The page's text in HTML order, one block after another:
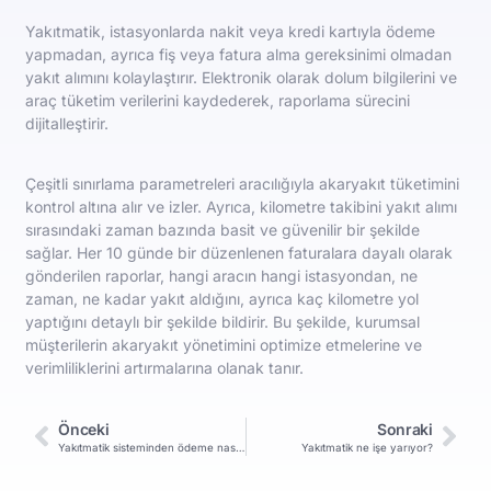
Yakıtmatik, istasyonlarda nakit veya kredi kartıyla ödeme
yapmadan, ayrıca fiş veya fatura alma gereksinimi olmadan
yakıt alımını kolaylaştırır. Elektronik olarak dolum bilgilerini ve
araç tüketim verilerini kaydederek, raporlama sürecini
dijitalleştirir.
Çeşitli sınırlama parametreleri aracılığıyla akaryakıt tüketimini
kontrol altına alır ve izler. Ayrıca, kilometre takibini yakıt alımı
sırasındaki zaman bazında basit ve güvenilir bir şekilde
sağlar. Her 10 günde bir düzenlenen faturalara dayalı olarak
gönderilen raporlar, hangi aracın hangi istasyondan, ne
zaman, ne kadar yakıt aldığını, ayrıca kaç kilometre yol
yaptığını detaylı bir şekilde bildirir. Bu şekilde, kurumsal
müşterilerin akaryakıt yönetimini optimize etmelerine ve
verimliliklerini artırmalarına olanak tanır.
Önceki Sonraki
Yakıtmatik ne işe yarıyor?